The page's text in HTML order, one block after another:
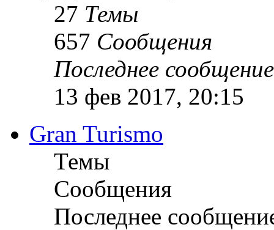
27 Темы
657 Сообщения
Последнее сообщение
13 фев 2017, 20:15
Gran Turismo
Темы
Сообщения
Последнее